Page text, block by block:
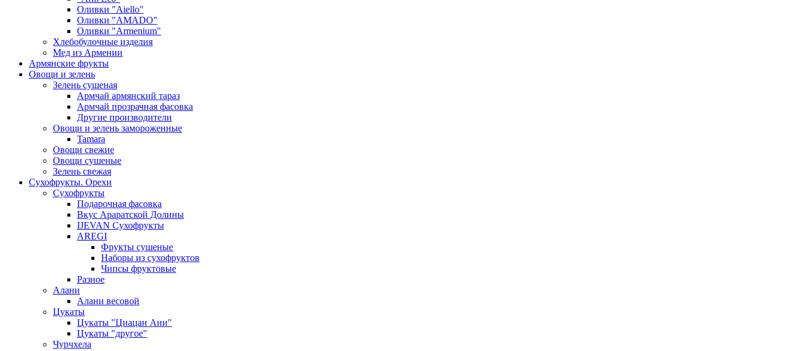
Оливки "Aiello"
Оливки "AMADO"
Оливки "Armenium"
Хлебобулочные изделия
Мед из Армении
Армянские фрукты
Овощи и зелень
Зелень сушеная
Армчай армянский тараз
Армчай прозрачная фасовка
Другие производители
Овощи и зелень замороженные
Tamara
Овощи свежие
Овощи сушеные
Зелень свежая
Сухофрукты. Орехи
Сухофрукты
Подарочная фасовка
Вкус Араратской Долины
IJEVAN Сухофрукты
AREGI
Фрукты сушеные
Наборы из сухофруктов
Чипсы фруктовые
Разное
Алани
Алани весовой
Цукаты
Цукаты "Циацан Ани"
Цукаты "другое"
Чурчхела